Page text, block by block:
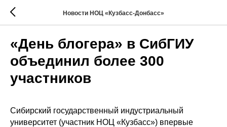
Новости НОЦ «Кузбасс-Донбасс»
«День блогера» в СибГИУ
объединил более 300
участников
Сибирский государственный индустриальный
университет (участник НОЦ «Кузбасс») впервые